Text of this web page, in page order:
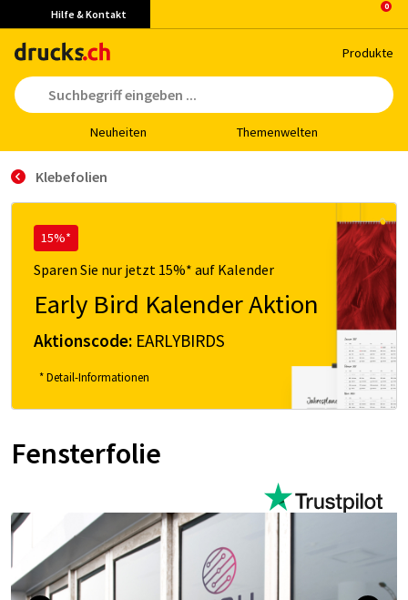
Hilfe & Kontakt
Pro­duk­te
Neu­hei­ten The­men­wel­ten
Klebefolien
15%*
Sparen Sie nur jetzt 15%* auf Kalender
Early Bird Kalender Aktion
Aktionscode: EARLYBIRDS
* Detail-Informationen
Fensterfolie